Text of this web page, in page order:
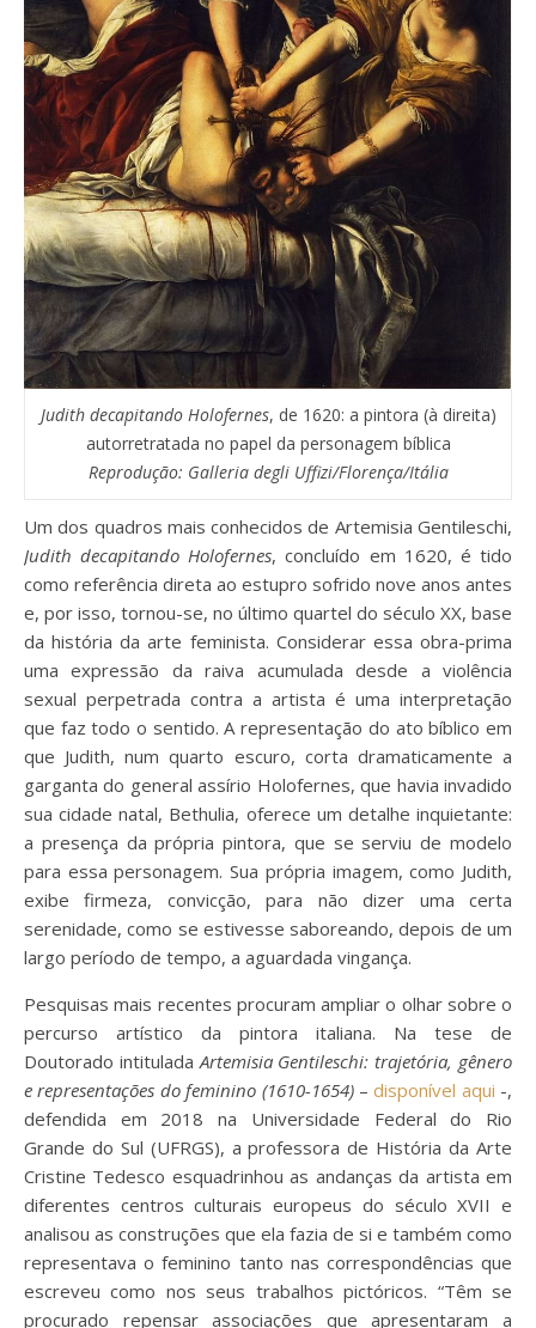
Judith decapitando Holofernes, de 1620: a pintora (à direita)
autorretratada no papel da personagem bíblica
Reprodução: Galleria degli Uffizi/Florença/Itália
Um dos quadros mais conhecidos de Artemisia Gentileschi,
Judith decapitando Holofernes, concluído em 1620, é tido
como referência direta ao estupro sofrido nove anos antes
e, por isso, tornou-se, no último quartel do século XX, base
da história da arte feminista. Considerar essa obra-prima
uma expressão da raiva acumulada desde a violência
sexual perpetrada contra a artista é uma interpretação
que faz todo o sentido. A representação do ato bíblico em
que Judith, num quarto escuro, corta dramaticamente a
garganta do general assírio Holofernes, que havia invadido
sua cidade natal, Bethulia, oferece um detalhe inquietante:
a presença da própria pintora, que se serviu de modelo
para essa personagem. Sua própria imagem, como Judith,
exibe firmeza, convicção, para não dizer uma certa
serenidade, como se estivesse saboreando, depois de um
largo período de tempo, a aguardada vingança.
Pesquisas mais recentes procuram ampliar o olhar sobre o
percurso artístico da pintora italiana. Na tese de
Doutorado intituladaArtemisia Gentileschi: trajetória, gênero
e representações do feminino (1610-1654) –disponível aqui -,
defendida em 2018 na Universidade Federal do Rio
Grande do Sul (UFRGS), a professora de História da Arte
Cristine Tedesco esquadrinhou as andanças da artista em
diferentes centros culturais europeus do século XVII e
analisou as construções que ela fazia de si e também como
representava o feminino tanto nas correspondências que
escreveu como nos seus trabalhos pictóricos. “Têm se
procurado repensar associações que apresentaram a